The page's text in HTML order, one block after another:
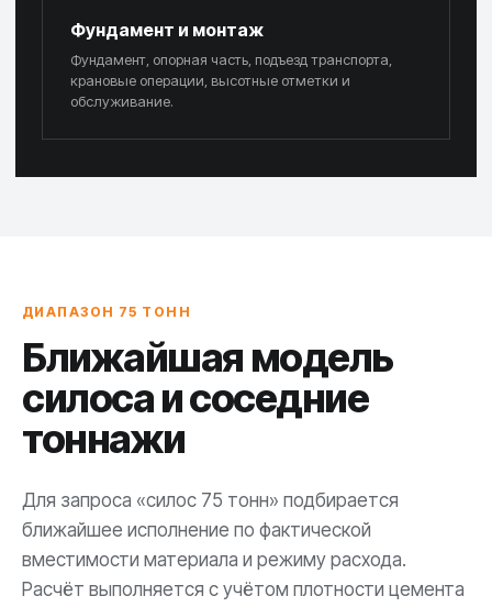
Фундамент и монтаж
Фундамент, опорная часть, подъезд транспорта,
крановые операции, высотные отметки и
обслуживание.
ДИАПАЗОН 75 ТОНН
Ближайшая модель
силоса и соседние
тоннажи
Для запроса «силос 75 тонн» подбирается
ближайшее исполнение по фактической
вместимости материала и режиму расхода.
Расчёт выполняется с учётом плотности цемента